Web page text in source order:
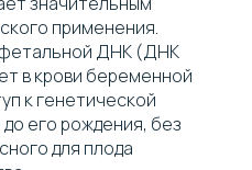
применения.
ДНК (ДНК
в крови беременной
к генетической
его рождения, без
для плода